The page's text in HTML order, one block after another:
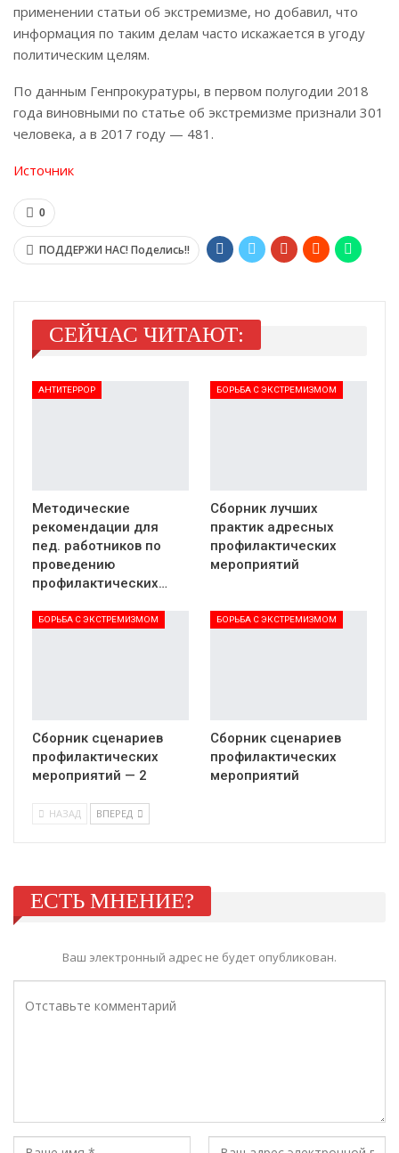
применении статьи об экстремизме, но добавил, что
информация по таким делам часто искажается в угоду
политическим целям.
По данным Генпрокуратуры, в первом полугодии 2018
года виновными по статье об экстремизме признали 301
человека, а в 2017 году — 481.
Источник
0
ПОДДЕРЖИ НАС! Поделись!!
СЕЙЧАС ЧИТАЮТ:
АНТИТЕРРОР
Методические
рекомендации для
пед. работников по
проведению
профилактических…
БОРЬБА С ЭКСТРЕМИЗМОМ
Сборник лучших
практик адресных
профилактических
мероприятий
БОРЬБА С ЭКСТРЕМИЗМОМ
Сборник сценариев
профилактических
мероприятий — 2
БОРЬБА С ЭКСТРЕМИЗМОМ
Сборник сценариев
профилактических
мероприятий
НАЗАД ВПЕРЕД
ЕСТЬ МНЕНИЕ?
Ваш электронный адрес не будет опубликован.